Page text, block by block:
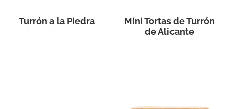
Turrón a la Piedra
Mini Tortas de Turrón
de Alicante